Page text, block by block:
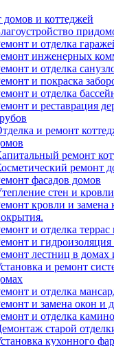
домов и коттеджей
и отделка
инженерных
и отделка
и покраска
и отделка
и реставрация
и ремонт
ремонт
ремонт
фасадов домов
стен и
кровли и замена
и отделка террас
и гидроизоляция
лестниц в домах
и ремонт
и отделка
и замена окон и
и отделка
старой
кухонного